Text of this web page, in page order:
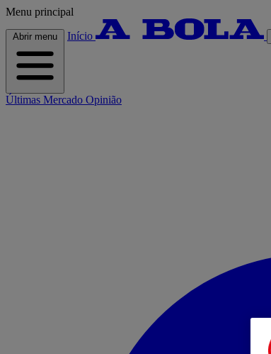
Menu principal
Abrir menu Início
Últimas Mercado Opinião